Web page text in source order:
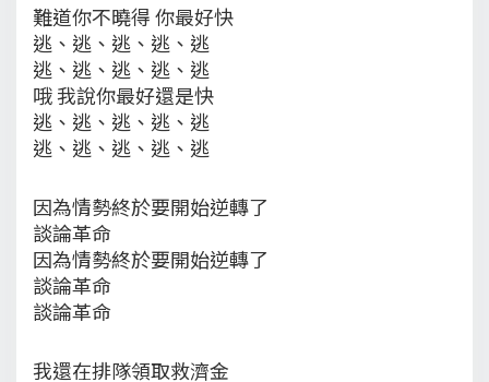
難道你不曉得 你最好快
逃、逃、逃、逃、逃
逃、逃、逃、逃、逃
哦 我說你最好還是快
逃、逃、逃、逃、逃
逃、逃、逃、逃、逃
因為情勢終於要開始逆轉了
談論革命
因為情勢終於要開始逆轉了
談論革命
談論革命
我還在排隊領取救濟金